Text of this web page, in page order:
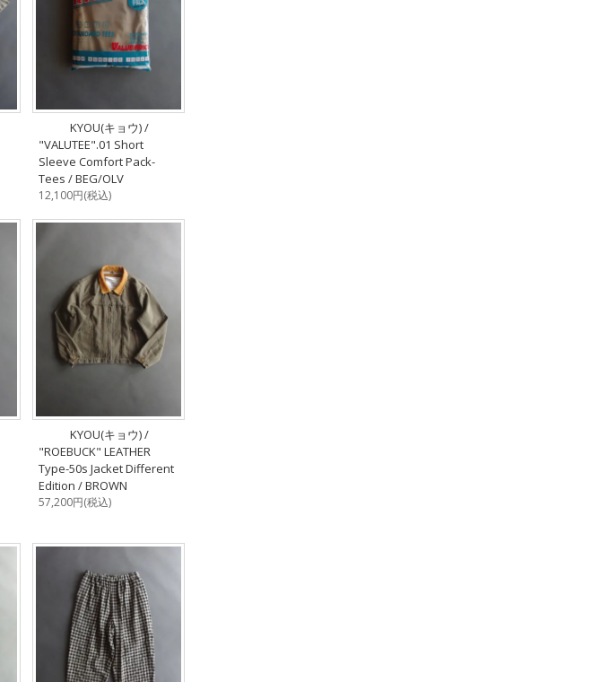
KYOU(キョウ) /
"VALUTEE".01 Short
Sleeve Comfort Pack-
Tees / BEG/OLV
12,100円(税込)
KYOU(キョウ) /
"ROEBUCK" LEATHER
Type-50s Jacket Different
Edition / BROWN
57,200円(税込)